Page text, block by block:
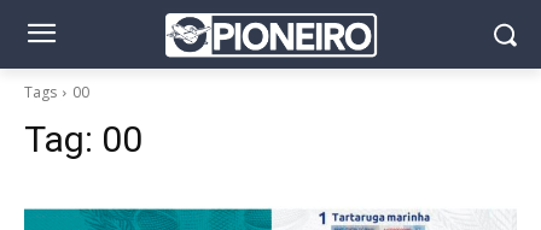
Tags 00
Tag: 00